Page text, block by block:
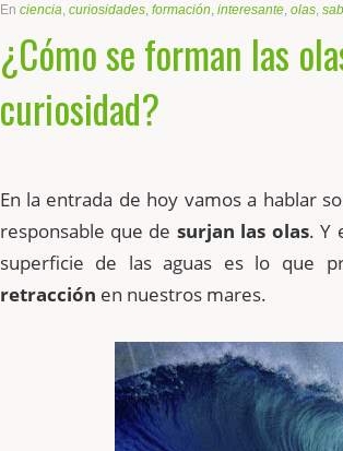
En ciencia, curiosidades, formación, interesante, olas,
¿Cómo se forman las
curiosidad?
En la entrada de hoy vamos a hablar
responsable que de surjan las olas. Y
superficie de las aguas es lo que
retracción en nuestros mares.